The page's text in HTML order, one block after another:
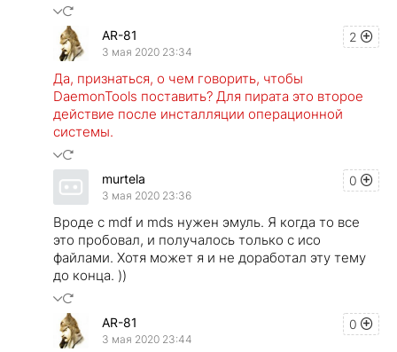
2
AR-81
3 мая 2020 23:34
Да, признаться, о чем говорить, чтобы
DaemonTools поставить? Для пирата это второе
действие после инсталляции операционной
системы.
0
murtela
3 мая 2020 23:36
Вроде с mdf и mds нужен эмуль. Я когда то все
это пробовал, и получалось только с исо
файлами. Хотя может я и не доработал эту тему
до конца. ))
0
AR-81
3 мая 2020 23:44